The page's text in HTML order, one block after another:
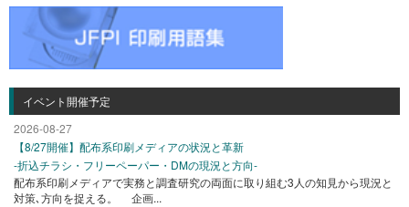
イベント開催予定
2026-08-27
【8/27開催】配布系印刷メディアの状況と革新
-折込チラシ・フリーペーパー・DMの現況と方向-
配布系印刷メディアで実務と調査研究の両面に取り組む3人の知見から現況と
対策､方向を捉える。 企画...